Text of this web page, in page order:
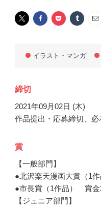
イラスト・マンガ
締切
2021年09月02日 (木)
作品提出・応募締切、必
賞
【一般部門】
●北沢楽天漫画大賞（1
●市長賞（1作品） 賞金
【ジュニア部門】